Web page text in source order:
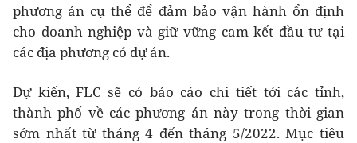
phương án cụ thể để đảm bảo vận hành ổn định
cho doanh nghiệp và giữ vững cam kết đầu tư tại
các địa phương có dự án.
Dự kiến, FLC sẽ có báo cáo chi tiết tới các tỉnh,
thành phố về các phương án này trong thời gian
sớm nhất từ tháng 4 đến tháng 5/2022. Mục tiêu